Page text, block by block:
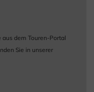
dem Touren-Portal
Sie in unserer